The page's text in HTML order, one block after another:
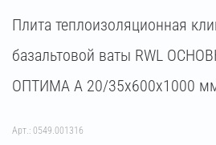
Плита теплоизоляционная
базальтовой ваты RWL
ОПТИМА A 20/35х600х1000
Арт.: 0549.001316